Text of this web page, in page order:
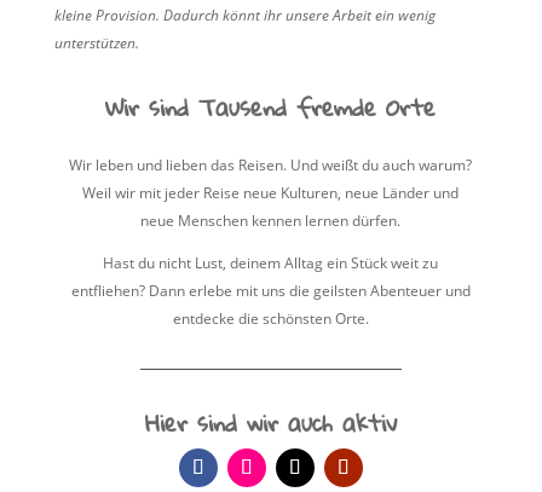
kleine Provision. Dadurch könnt ihr unsere Arbeit ein wenig
unterstützen.
Wir sind Tausend fremde Orte
Wir leben und lieben das Reisen. Und weißt du auch warum?
Weil wir mit jeder Reise neue Kulturen, neue Länder und
neue Menschen kennen lernen dürfen.
Hast du nicht Lust, deinem Alltag ein Stück weit zu
entfliehen? Dann erlebe mit uns die geilsten Abenteuer und
entdecke die schönsten Orte.
Hier sind wir auch aktiv